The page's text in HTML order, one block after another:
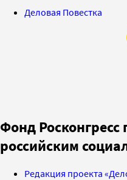
Деловая Повестка
Фонд
российским
Редакция проекта